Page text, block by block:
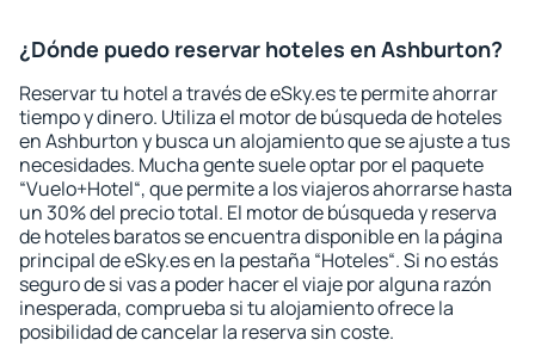
¿Dónde puedo reservar hoteles en Ashburton?
Reservar tu hotel a través de eSky.es te permite ahorrar
tiempo y dinero. Utiliza el motor de búsqueda de hoteles
en Ashburton y busca un alojamiento que se ajuste a tus
necesidades. Mucha gente suele optar por el paquete
“Vuelo+Hotel“, que permite a los viajeros ahorrarse hasta
un 30% del precio total. El motor de búsqueda y reserva
de hoteles baratos se encuentra disponible en la página
principal de eSky.es en la pestaña “Hoteles“. Si no estás
seguro de si vas a poder hacer el viaje por alguna razón
inesperada, comprueba si tu alojamiento ofrece la
posibilidad de cancelar la reserva sin coste.